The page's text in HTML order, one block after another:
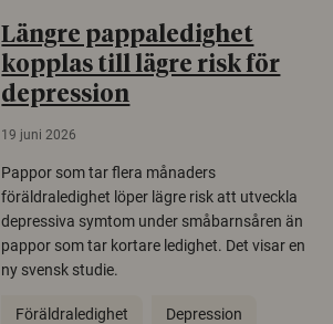
Längre pappaledighet
kopplas till lägre risk för
depression
19 juni 2026
Pappor som tar flera månaders
föräldraledighet löper lägre risk att utveckla
depressiva symtom under småbarnsåren än
pappor som tar kortare ledighet. Det visar en
ny svensk studie.
Föräldraledighet Depression